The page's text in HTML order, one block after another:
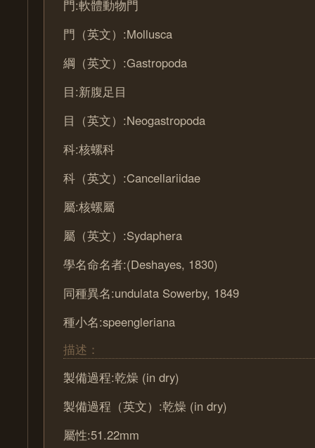
門:軟體動物門
門（英文）:Mollusca
綱（英文）:Gastropoda
目:新腹足目
目（英文）:Neogastropoda
科:核螺科
科（英文）:Cancellariidae
屬:核螺屬
屬（英文）:Sydaphera
學名命名者:(Deshayes, 1830)
同種異名:undulata Sowerby, 1849
種小名:speengleriana
描述：
製備過程:乾燥 (in dry)
製備過程（英文）:乾燥 (in dry)
屬性:51.22mm